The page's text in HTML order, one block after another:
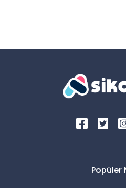
Popüler